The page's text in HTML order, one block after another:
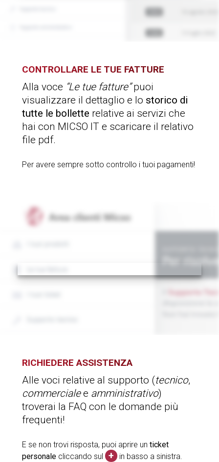
CONTROLLARE LE TUE FATTURE
Alla voce “Le tue fatture”puoi
visualizzare il dettaglio e lo storico di
tutte le bollette relative ai servizi che
hai con MICSO IT e scaricare il relativo
file pdf.
Per avere sempre sotto controllo i tuoi pagamenti!
RICHIEDEREASSISTENZA
Alle voci relative al supporto (tecnico,
commercialee amministrativo)
troverai la FAQ con le domande più
frequenti!
E se non trovi risposta, puoi aprire un ticket
personalecliccando sul + in basso a sinistra.